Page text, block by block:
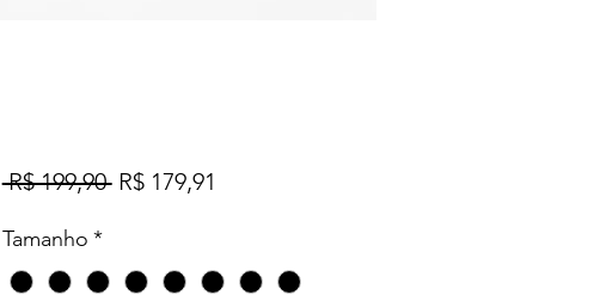
R$ 199,90 Preço
R$ 179,91
Tamanho *